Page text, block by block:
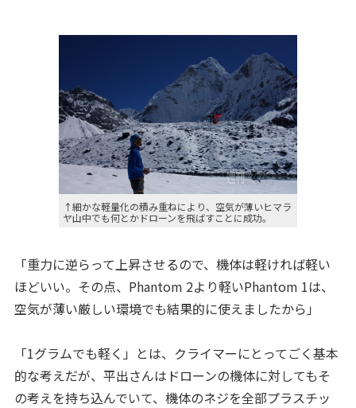
↑細かな軽量化の積み重ねにより、空気が薄いヒマラ
ヤ山中でも何とかドローンを飛ばすことに成功。
「重力に逆らって上昇させるので、機体は軽ければ軽い
ほどいい。その点、Phantom 2より軽いPhantom 1は、
空気が薄い厳しい環境でも結果的に使えましたから」
「1グラムでも軽く」とは、クライマーにとってごく基本
的な考えだが、平出さんはドローンの機体に対してもそ
の考えを持ち込んでいて、機体のネジを全部プラスチッ